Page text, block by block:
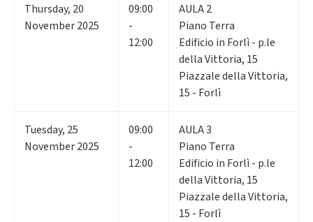
Thursday, 20
November 2025
09:00
-
12:00
AULA 2
Piano Terra
Edificio in Forlì - p.le
della Vittoria, 15
Piazzale della Vittoria,
15 - Forlì
Tuesday, 25
November 2025
09:00
-
12:00
AULA 3
Piano Terra
Edificio in Forlì - p.le
della Vittoria, 15
Piazzale della Vittoria,
15 - Forlì